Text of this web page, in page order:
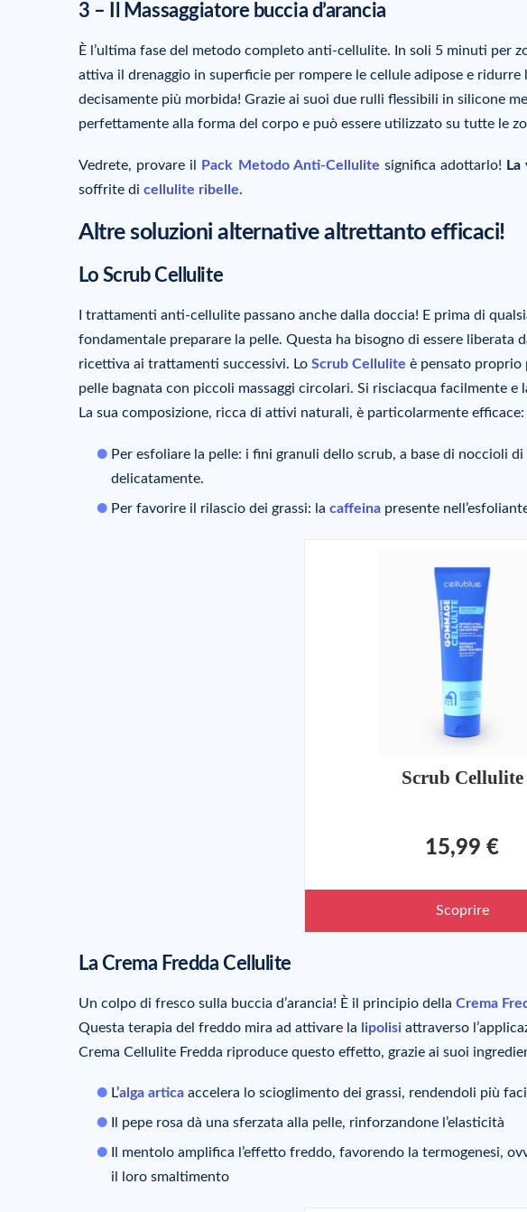
3 – Il Massaggiatore buccia d’arancia
È l’ultima fase del metodo completo anti-cellulite. In soli 5 minuti per
attiva il drenaggio in superficie per rompere le cellule adipose e ridurre
decisamente più morbida! Grazie ai suoi due rulli flessibili in silicone
perfettamente alla forma del corpo e può essere utilizzato su tutte le
Vedrete, provare il Pack Metodo Anti-Cellulite significa adottarlo!
soffrite di cellulite ribelle.
Altre soluzioni alternative altrettanto efficaci!
Lo Scrub Cellulite
I trattamenti anti-cellulite passano anche dalla doccia! E prima di
fondamentale preparare la pelle. Questa ha bisogno di essere liberata
ricettiva ai trattamenti successivi. Lo Scrub Cellulite è pensato proprio
pelle bagnata con piccoli massaggi circolari. Si risciacqua facilmente
La sua composizione, ricca di attivi naturali, è particolarmente efficace:
Per esfoliare la pelle: i fini granuli dello scrub, a base di noccioli
delicatamente.
Per favorire il rilascio dei grassi: la caffeina presente
Scrub Cellulite
15,99 €
Scoprire
La Crema Fredda Cellulite
Un colpo di fresco sulla buccia d’arancia! È il principio della Crema
Questa terapia del freddo mira ad attivare la
lipolisi attraverso
Crema Cellulite Fredda riproduce questo effetto, grazie ai suoi
L’alga artica accelera lo scioglimento dei grassi, rendendoli più
Il pepe rosa dà una sferzata alla pelle, rinforzandone l’elasticità
Il mentolo amplifica l’effetto freddo, favorendo la termogenesi,
il loro smaltimento